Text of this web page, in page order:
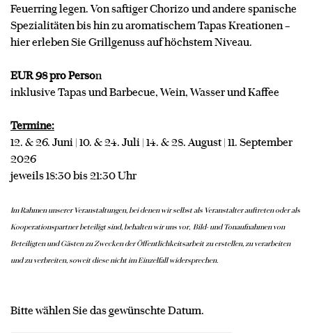
Feuerring legen. Von saftiger Chorizo und andere spanische
Spezialitäten bis hin zu aromatischem Tapas Kreationen –
hier erleben Sie Grillgenuss auf höchstem Niveau.
EUR 98 pro Person
inklusive Tapas und Barbecue, Wein, Wasser und Kaffee
Termine:
12. & 26. Juni | 10. & 24. Juli | 14. & 28. August | 11. September
2026
jeweils 18:30 bis 21:30 Uhr
Im Rahmen unserer Veranstaltungen, bei denen wir selbst als Veranstalter auftreten oder als
Kooperationspartner beteiligt sind, behalten wir uns vor, Bild- und Tonaufnahmen von
Beteiligten und Gästen zu Zwecken der Öffentlichkeitsarbeit zu erstellen, zu verarbeiten
und zu verbreiten, soweit diese nicht im Einzelfall widersprechen.
Bitte wählen Sie das gewünschte Datum.